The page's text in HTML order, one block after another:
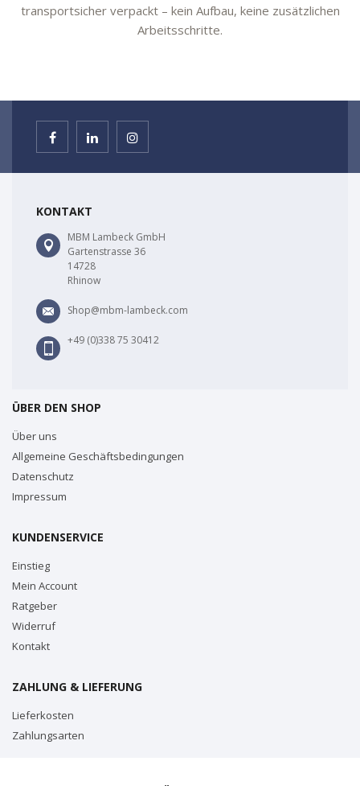
transportsicher verpackt – kein Aufbau, keine zusätzlichen
Arbeitsschritte.
KONTAKT
MBM Lambeck GmbH
Gartenstrasse 36
14728
Rhinow
Shop@mbm-lambeck.com
+49 (0)338 75 30412
ÜBER DEN SHOP
Über uns
Allgemeine Geschäftsbedingungen
Datenschutz
Impressum
KUNDENSERVICE
Einstieg
Mein Account
Ratgeber
Widerruf
Kontakt
ZAHLUNG & LIEFERUNG
Lieferkosten
Zahlungsarten